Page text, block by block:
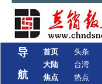
导
航
首页
大陆
焦点
头条
台湾
热点